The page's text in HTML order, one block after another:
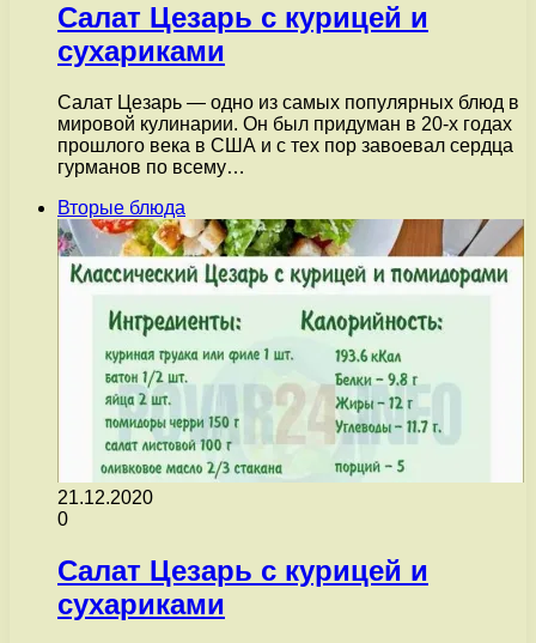
Салат Цезарь с курицей и
сухариками
Салат Цезарь — одно из самых популярных блюд в
мировой кулинарии. Он был придуман в 20-х годах
прошлого века в США и с тех пор завоевал сердца
гурманов по всему…
Вторые блюда
21.12.2020
0
Салат Цезарь с курицей и
сухариками